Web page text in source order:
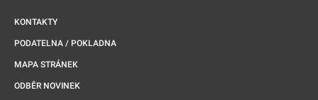
KONTAKTY
PODATELNA / POKLADNA
MAPA STRÁNEK
ODBĚR NOVINEK